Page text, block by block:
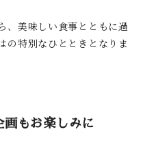
、美味しい食事とともに過
の特別なひとときとなりま
画もお楽しみに